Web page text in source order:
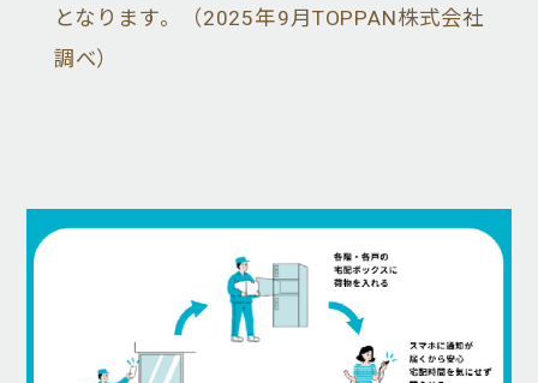
となります。（2025年9月TOPPAN株式会社
調べ）